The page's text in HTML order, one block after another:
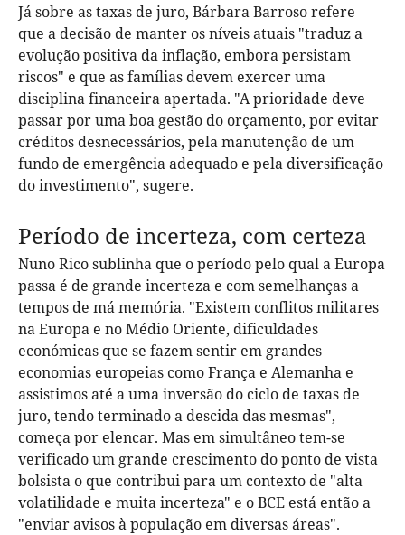
Já sobre as taxas de juro, Bárbara Barroso refere
que a decisão de manter os níveis atuais "traduz a
evolução positiva da inflação, embora persistam
riscos" e que as famílias devem exercer uma
disciplina financeira apertada. "A prioridade deve
passar por uma boa gestão do orçamento, por evitar
créditos desnecessários, pela manutenção de um
fundo de emergência adequado e pela diversificação
do investimento", sugere.
Período de incerteza, com certeza
Nuno Rico sublinha que o período pelo qual a Europa
passa é de grande incerteza e com semelhanças a
tempos de má memória. "Existem conflitos militares
na Europa e no Médio Oriente, dificuldades
económicas que se fazem sentir em grandes
economias europeias como França e Alemanha e
assistimos até a uma inversão do ciclo de taxas de
juro, tendo terminado a descida das mesmas",
começa por elencar. Mas em simultâneo tem-se
verificado um grande crescimento do ponto de vista
bolsista o que contribui para um contexto de "alta
volatilidade e muita incerteza" e o BCE está então a
"enviar avisos à população em diversas áreas".